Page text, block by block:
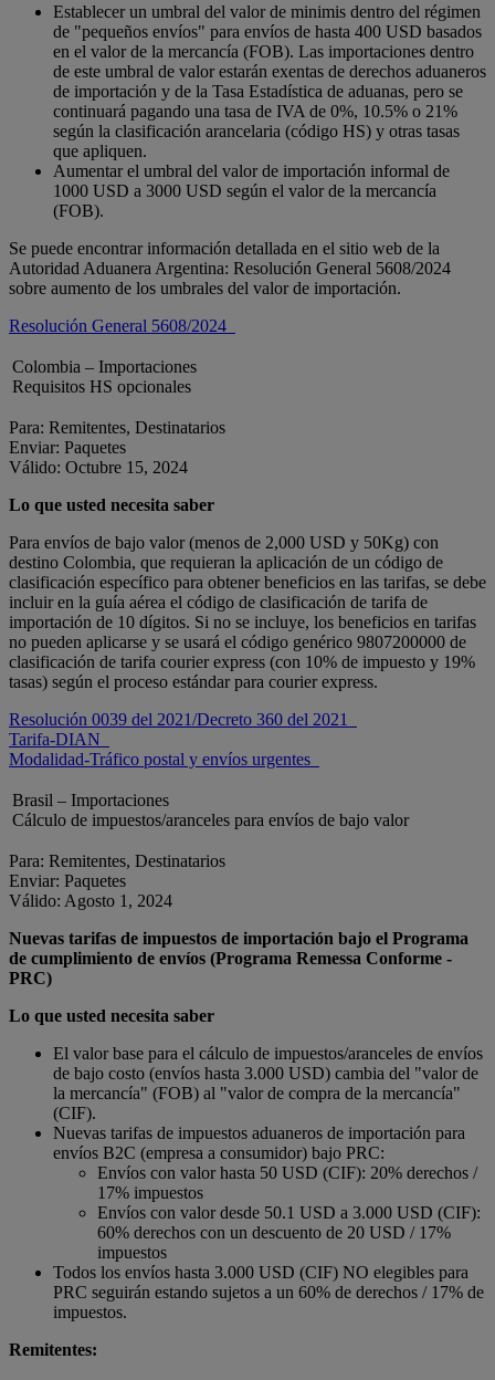
Establecer un umbral del valor de minimis dentro del régimen
de "pequeños envíos" para envíos de hasta 400 USD basados
en el valor de la mercancía (FOB). Las importaciones dentro
de este umbral de valor estarán exentas de derechos aduaneros
de importación y de la Tasa Estadística de aduanas, pero se
continuará pagando una tasa de IVA de 0%, 10.5% o 21%
según la clasificación arancelaria (código HS) y otras tasas
que apliquen.
Aumentar el umbral del valor de importación informal de
1000 USD a 3000 USD según el valor de la mercancía
(FOB).
Se puede encontrar información detallada en el sitio web de la
Autoridad Aduanera Argentina: Resolución General 5608/2024
sobre aumento de los umbrales del valor de importación.
Resolución General 5608/2024
Colombia – Importaciones
Requisitos HS opcionales
Para: Remitentes, Destinatarios
Enviar: Paquetes
Válido: Octubre 15, 2024
Lo que usted necesita saber
Para envíos de bajo valor (menos de 2,000 USD y 50Kg) con
destino Colombia, que requieran la aplicación de un código de
clasificación específico para obtener beneficios en las tarifas, se debe
incluir en la guía aérea el código de clasificación de tarifa de
importación de 10 dígitos. Si no se incluye, los beneficios en tarifas
no pueden aplicarse y se usará el código genérico 9807200000 de
clasificación de tarifa courier express (con 10% de impuesto y 19%
tasas) según el proceso estándar para courier express.
Resolución 0039 del 2021/Decreto 360 del 2021
Tarifa-DIAN
Modalidad-Tráfico postal y envíos urgentes
Brasil – Importaciones
Cálculo de impuestos/aranceles para envíos de bajo valor
Para: Remitentes, Destinatarios
Enviar: Paquetes
Válido: Agosto 1, 2024
Nuevas tarifas de impuestos de importación bajo el Programa
de cumplimiento de envíos (Programa Remessa Conforme -
PRC)
Lo que usted necesita saber
El valor base para el cálculo de impuestos/aranceles de envíos
de bajo costo (envíos hasta 3.000 USD) cambia del "valor de
la mercancía" (FOB) al "valor de compra de la mercancía"
(CIF).
Nuevas tarifas de impuestos aduaneros de importación para
envíos B2C (empresa a consumidor) bajo PRC:
Envíos con valor hasta 50 USD (CIF): 20% derechos /
17% impuestos
Envíos con valor desde 50.1 USD a 3.000 USD (CIF):
60% derechos con un descuento de 20 USD / 17%
impuestos
Todos los envíos hasta 3.000 USD (CIF) NO elegibles para
PRC seguirán estando sujetos a un 60% de derechos / 17% de
impuestos.
Remitentes: